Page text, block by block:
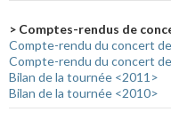
> Comptes-rendus de
Compte-rendu du concert
Compte-rendu du concert
Bilan de la tournée <2011>
Bilan de la tournée <2010>